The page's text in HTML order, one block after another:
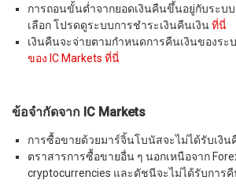
การถอนขั้นต่ำจากยอดเงินคืนขึ้นอยู่กับระบ
เลือก โปรดดูระบบการชำระเงินคืนเงินที่นี่
เงินคืนจะจ่ายตามกำหนดการคืนเงินของระ
ของ IC Markets ที่นี่
ข้อจำกัดจาก IC Markets
การซื้อขายด้วยมาร์จิ้นโบนัสจะไม่ได้รับเงิน
ตราสารการซื้อขายอื่น ๆ นอกเหนือจาก
cryptocurrencies และดัชนีจะไม่ได้รับการคื